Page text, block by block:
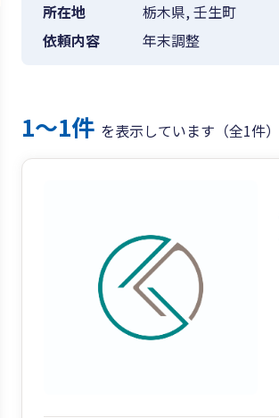
所在地
栃木県, 壬生町
依頼内容
年末調整
1〜1件 を表示しています（全1件）